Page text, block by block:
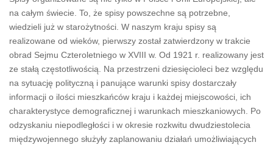
na całym świecie. To, że spisy powszechne są potrzebne,
wiedzieli już w starożytności. W naszym kraju spisy są
realizowane od wieków, pierwszy został zatwierdzony w trakcie
obrad Sejmu Czteroletniego w XVIII w. Od 1921 r. realizowany jest
ze stałą częstotliwością. Na przestrzeni dziesięcioleci bez względu
na sytuację polityczną i panujące warunki spisy dostarczały
informacji o ilości mieszkańców kraju i każdej miejscowości, ich
charakterystyce demograficznej i warunkach mieszkaniowych. Po
odzyskaniu niepodległości i w okresie rozkwitu dwudziestolecia
międzywojennego służyły zaplanowaniu działań umożliwiających